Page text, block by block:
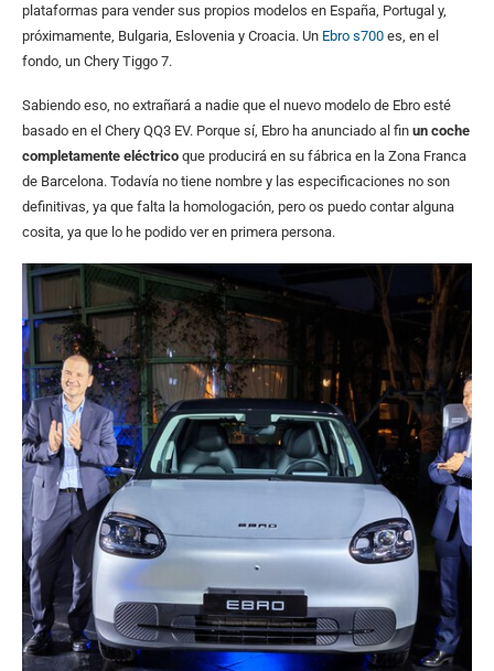
plataformas para vender sus propios modelos en España, Portugal y,
próximamente, Bulgaria, Eslovenia y Croacia. Un Ebro s700 es, en el
fondo, un Chery Tiggo 7.
Sabiendo eso, no extrañará a nadie que el nuevo modelo de Ebro esté
basado en el Chery QQ3 EV. Porque sí, Ebro ha anunciado al fin un coche
completamente eléctrico que producirá en su fábrica en la Zona Franca
de Barcelona. Todavía no tiene nombre y las especificaciones no son
definitivas, ya que falta la homologación, pero os puedo contar alguna
cosita, ya que lo he podido ver en primera persona.